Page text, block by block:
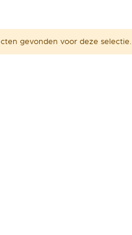
gevonden voor deze selectie.